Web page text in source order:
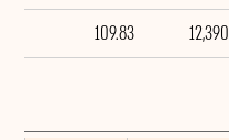
12,390
109.83